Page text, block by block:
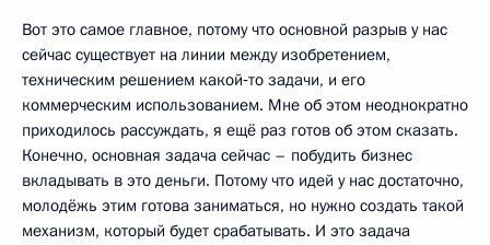
Вот это самое главное, потому что основной разрыв у нас
сейчас существует на линии между изобретением,
техническим решением какой‑то задачи, и его
коммерческим использованием. Мне об этом неоднократно
приходилось рассуждать, я ещё раз готов об этом сказать.
Конечно, основная задача сейчас – побудить бизнес
вкладывать в это деньги. Потому что идей у нас достаточно,
молодёжь этим готова заниматься, но нужно создать такой
механизм, который будет срабатывать. И это задача